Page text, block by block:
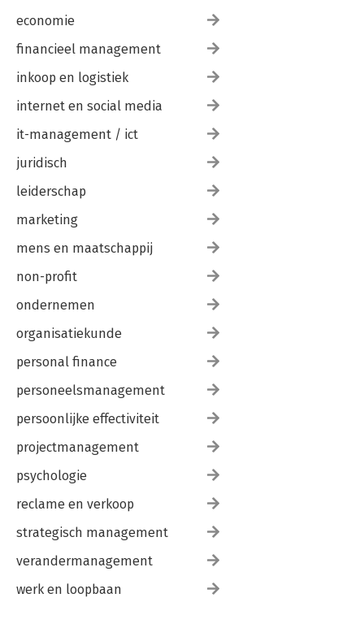
economie
financieel management
inkoop en logistiek
internet en social media
it-management / ict
juridisch
leiderschap
marketing
mens en maatschappij
non-profit
ondernemen
organisatiekunde
personal finance
personeelsmanagement
persoonlijke effectiviteit
projectmanagement
psychologie
reclame en verkoop
strategisch management
verandermanagement
werk en loopbaan